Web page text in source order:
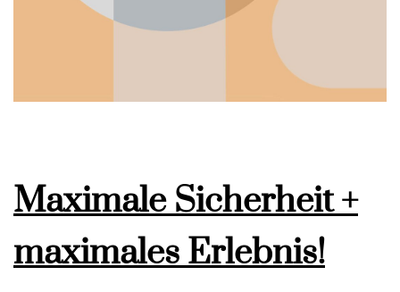
Maximale Sicherheit +
maximales Erlebnis!